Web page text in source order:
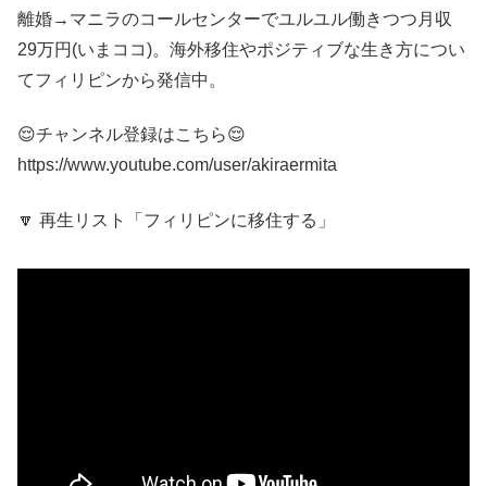
離婚→マニラのコールセンターでユルユル働きつつ月収
29万円(いまココ)。海外移住やポジティブな生き方につい
てフィリピンから発信中。
😌チャンネル登録はこちら😌
https://www.youtube.com/user/akiraermita
🔽 再生リスト「フィリピンに移住する」